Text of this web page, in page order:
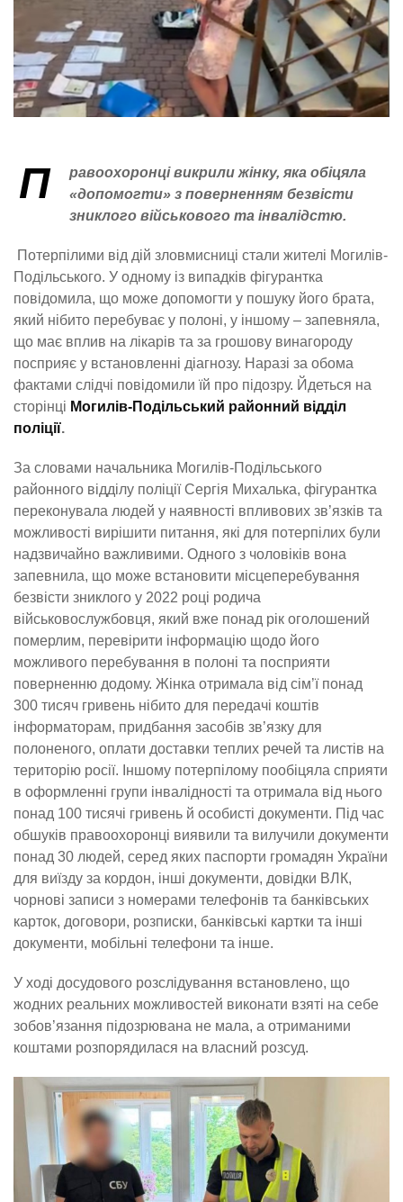
П
равоохоронці викрили жінку, яка обіцяла
«допомогти» з поверненням безвісти
зниклого військового та інвалідстю.
Потерпілими від дій зловмисниці стали жителі Могилів-
Подільського. У одному із випадків фігурантка
повідомила, що може допомогти у пошуку його брата,
який нібито перебуває у полоні, у іншому – запевняла,
що має вплив на лікарів та за грошову винагороду
посприяє у встановленні діагнозу. Наразі за обома
фактами слідчі повідомили їй про підозру. Йдеться на
сторінці Могилів-Подільський районний відділ
поліції.
За словами начальника Могилів-Подільського
районного відділу поліції Сергія Михалька, фігурантка
переконувала людей у наявності впливових зв’язків та
можливості вирішити питання, які для потерпілих були
надзвичайно важливими. Одного з чоловіків вона
запевнила, що може встановити місцеперебування
безвісти зниклого у 2022 році родича
військовослужбовця, який вже понад рік оголошений
померлим, перевірити інформацію щодо його
можливого перебування в полоні та посприяти
поверненню додому. Жінка отримала від сім’ї понад
300 тисяч гривень нібито для передачі коштів
інформаторам, придбання засобів зв’язку для
полоненого, оплати доставки теплих речей та листів на
територію росії. Іншому потерпілому пообіцяла сприяти
в оформленні групи інвалідності та отримала від нього
понад 100 тисячі гривень й особисті документи. Під час
обшуків правоохоронці виявили та вилучили документи
понад 30 людей, серед яких паспорти громадян України
для виїзду за кордон, інші документи, довідки ВЛК,
чорнові записи з номерами телефонів та банківських
карток, договори, розписки, банківські картки та інші
документи, мобільні телефони та інше.
У ході досудового розслідування встановлено, що
жодних реальних можливостей виконати взяті на себе
зобов’язання підозрювана не мала, а отриманими
коштами розпорядилася на власний розсуд.